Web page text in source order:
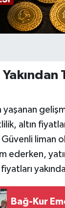
yaşanan
altın
liman
ederken,
Bağ-Kur